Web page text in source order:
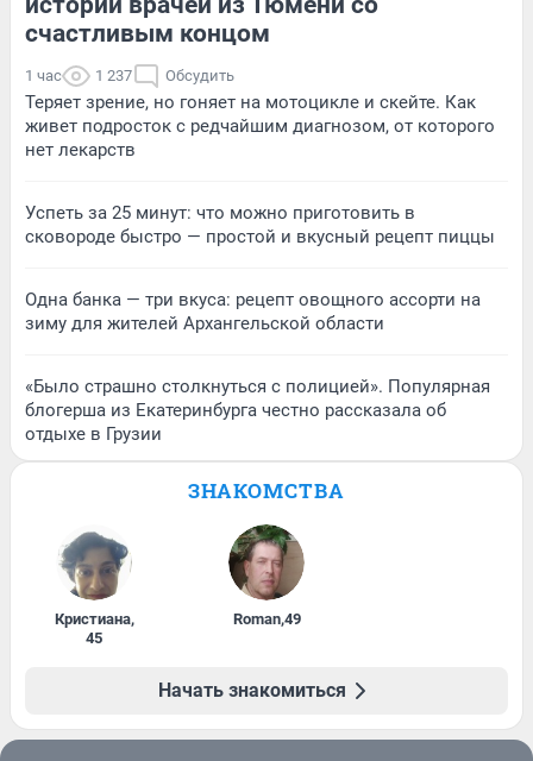
счастливым концом
1 час 1 237 Обсудить
Теряет зрение, но гоняет на мотоцикле и скейте. Как
живет подросток с редчайшим диагнозом, от которого
нет лекарств
Успеть за 25 минут: что можно приготовить в
сковороде быстро — простой и вкусный рецепт пиццы
Одна банка — три вкуса: рецепт овощного ассорти на
зиму для жителей Архангельской области
«Было страшно столкнуться с полицией». Популярная
блогерша из Екатеринбурга честно рассказала об
отдыхе в Грузии
ЗНАКОМСТВА
Кристиана,
45
Roman,49
Начать знакомиться